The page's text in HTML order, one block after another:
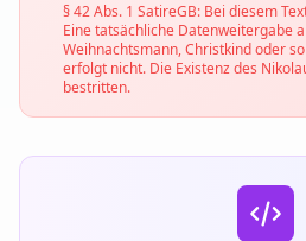
§ 42 Abs. 1 SatireGB: Bei diesem
Eine tatsächliche Datenweitergabe
Weihnachtsmann, Christkind oder
erfolgt nicht. Die Existenz des
bestritten.